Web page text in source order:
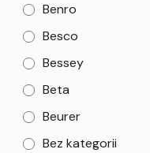
Benro
Besco
Bessey
Beta
Beurer
Bez kategorii